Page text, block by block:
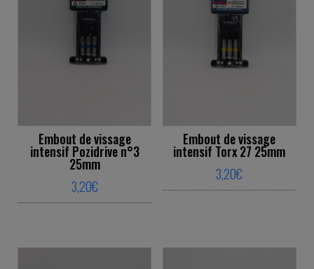
Embout de vissage
intensif Pozidrive n°3
25mm
3,20€
Embout de vissage
intensif Torx 27 25mm
3,20€